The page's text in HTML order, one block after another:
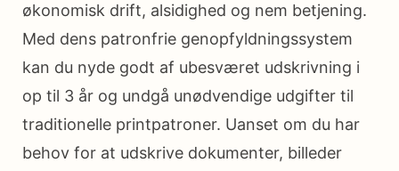
økonomisk drift, alsidighed og nem betjening.
Med dens patronfrie genopfyldningssystem
kan du nyde godt af ubesværet udskrivning i
op til 3 år og undgå unødvendige udgifter til
traditionelle printpatroner. Uanset om du har
behov for at udskrive dokumenter, billeder